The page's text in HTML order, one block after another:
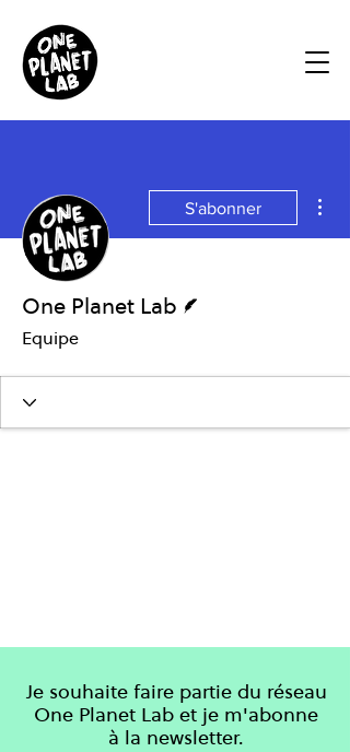
S'abonner
One Planet Lab
Equipe
Je souhaite faire partie du réseau
One Planet Lab et je m'abonne
à la newsletter.